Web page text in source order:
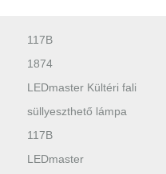
117B
1874
LEDmaster Kültéri fali
süllyeszthető lámpa
117B
LEDmaster